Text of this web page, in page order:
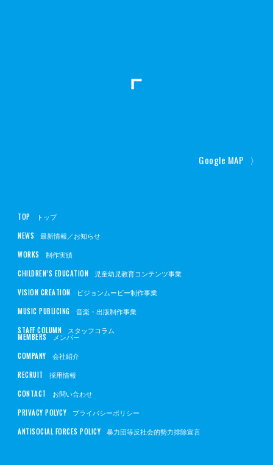
Google MAP 〉
TOP
トップ
NEWS
最新情報／お知らせ
WORKS
制作実績
CHILDREN’S EDUCATION
児童幼児教育コンテンツ事業
VISION CREATION
ビジョンムービー制作事業
MUSIC PUBLICING
音楽・出版制作事業
STAFF COLUMN
スタッフコラム
MEMBERS
メンバー
COMPANY
会社紹介
RECRUIT
採用情報
CONTACT
お問い合わせ
PRIVACY POLYCY
プライバシーポリシー
ANTISOCIAL FORCES POLICY
暴力団等反社会的勢力排除宣言